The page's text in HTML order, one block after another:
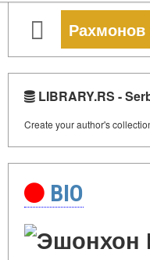
LIBRARY.RS -
Create your author's
BIO